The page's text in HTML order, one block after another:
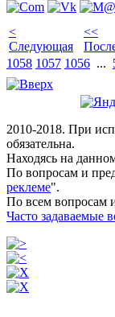
<
Следующая
<<
1058 1057 1056 ...
2010-2018. При
обязательна.
Находясь на
По вопросам и
реклеме".
По всем вопросам
Часто задаваемые